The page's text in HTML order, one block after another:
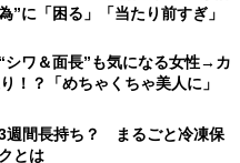
”に「困る」「当たり前すぎ」
ワ＆面長”も気になる女性→カ
！？「めちゃくちゃ美人に」
週間長持ち？ まるごと冷凍保
とは